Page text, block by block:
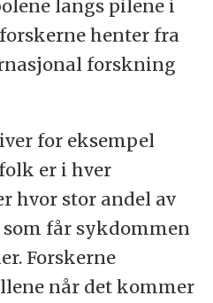
langs pilene i
henter fra
forskning
for eksempel
er i hver
hvor stor andel av
får sykdommen
Forskerne
når det kommer